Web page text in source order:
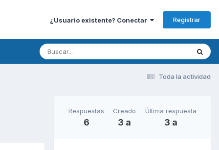
¿Usuario existente? Conectar Registrar
Toda la actividad
Respuestas
6
Creado
3 a
Última respuesta
3 a